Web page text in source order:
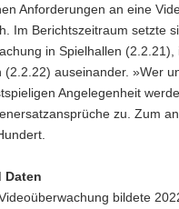
Anforderungen an eine
Im Berichtszeitraum setzte
in Spielhallen
(2.2.22) auseinander. »Wer
Angelegenheit
zu. Zum
Daten
bildete